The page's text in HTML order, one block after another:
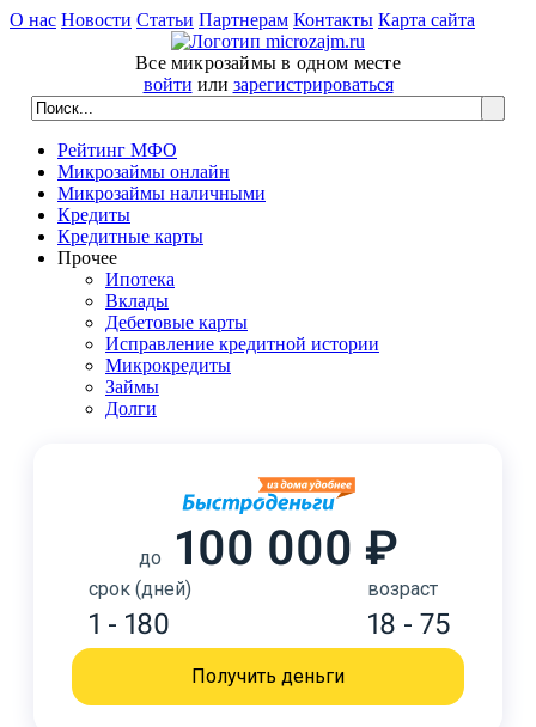
О нас Новости Статьи Партнерам Контакты Карта сайта
Все микрозаймы в одном месте
войти или зарегистрироваться
Рейтинг МФО
Микрозаймы онлайн
Микрозаймы наличными
Кредиты
Кредитные карты
Прочее
Ипотека
Вклады
Дебетовые карты
Исправление кредитной истории
Микрокредиты
Займы
Долги
до 100 000 ₽
срок (дней)
1 - 180
возраст
18 - 75
Получить деньги